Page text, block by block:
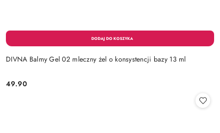
DIVNA Balmy Gel 02 mleczny żel o konsystencji bazy 13 ml
Cena:
49.90